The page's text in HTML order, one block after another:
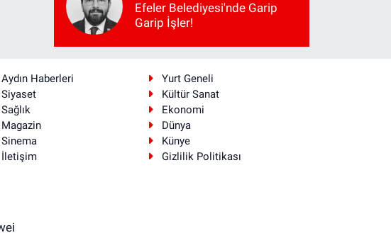
Efeler Belediyesi'nde Garip
Garip İşler!
Aydın Haberleri
Yurt Geneli
Siyaset
Kültür Sanat
Sağlık
Ekonomi
Magazin
Dünya
Sinema
Künye
İletişim
Gizlilik Politikası